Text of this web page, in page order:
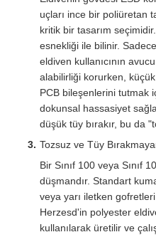
uçları ince bir poliüretan
kritik bir tasarım
esnekliği ile bilinir.
eldiven kullanıcının
alabilirliği korurken,
PCB bileşenlerini tutmak
dokunsal hassasiyet
düşük tüy bırakır, bu da
Tozsuz ve Tüy
Bir Sınıf 100 veya Sınıf
düşmandır. Standart
veya yarı iletken
Herzesd'in polyester
kullanılarak üretilir ve